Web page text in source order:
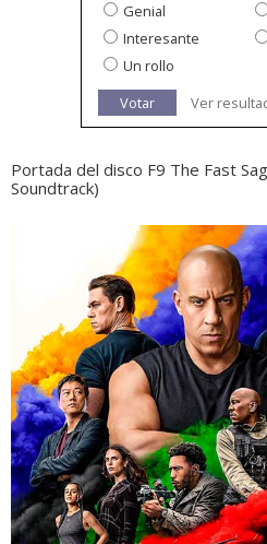
Genial
Interesante
Un rollo
Votar
Ver
Portada del disco F9 The Fast
Soundtrack)